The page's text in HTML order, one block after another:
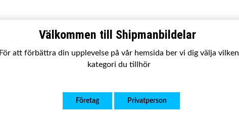
Välkommen till Shipmanbildelar
För att förbättra din upplevelse på vår hemsida ber vi dig välja vilken
kategori du tillhör
Företag Privatperson